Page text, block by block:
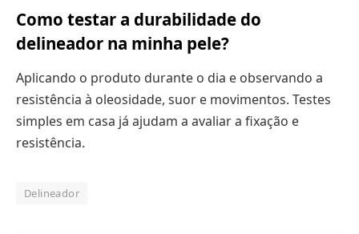
Como testar a durabilidade do
delineador na minha pele?
Aplicando o produto durante o dia e observando a
resistência à oleosidade, suor e movimentos. Testes
simples em casa já ajudam a avaliar a fixação e
resistência.
Delineador